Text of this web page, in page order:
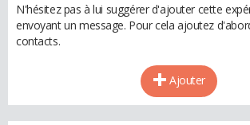
N'hésitez pas à lui suggérer d'ajouter cette
envoyant un message. Pour cela ajoutez
contacts.
Ajouter